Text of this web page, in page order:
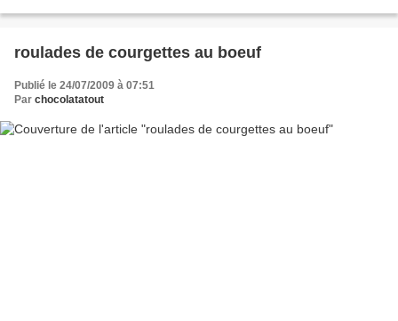
roulades de courgettes au boeuf
Publié le 24/07/2009 à 07:51
Par chocolatatout